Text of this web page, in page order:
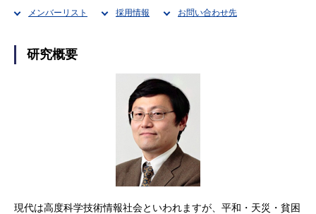
メンバーリスト 採用情報 お問い合わせ先
研究概要
現代は高度科学技術情報社会といわれますが、平和・天災・貧困